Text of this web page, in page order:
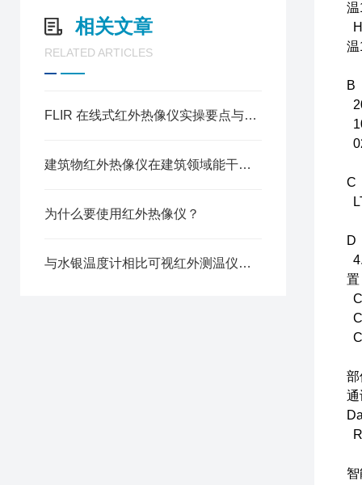
相关文章
RELATED ARTICLES
FLIR 在线式红外热像仪实操要点与数据解读方法
建筑物红外热像仪在建筑领域能干的事情还真不少
为什么要使用红外热像仪？
与水银温度计相比可视红外测温仪非常安全和卫生
B
C
D
置
通